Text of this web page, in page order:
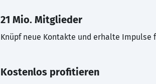
21 Mio. Mitglieder
Knüpf neue Kontakte und erhalte Impulse
Kostenlos profitieren